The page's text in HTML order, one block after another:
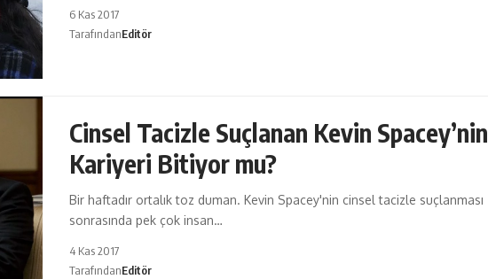
6 Kas 2017
TarafındanEditör
Cinsel Tacizle Suçlanan Kevin Spacey’nin
Kariyeri Bitiyor mu?
Bir haftadır ortalık toz duman. Kevin Spacey'nin cinsel tacizle suçlanması
sonrasında pek çok insan…
4 Kas 2017
TarafındanEditör